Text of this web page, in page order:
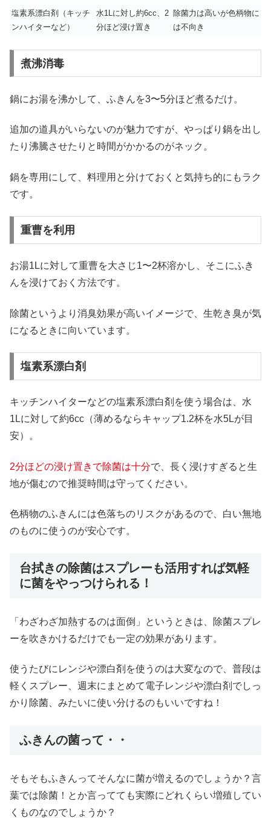
塩素系漂白剤（キッチ
ンハイターなど）
水1Lに対し約6cc、2
分ほど浸け置き
除菌力は高いが色柄物に
は不向き
煮沸消毒
鍋にお湯を沸かして、ふきんを3〜5分ほど煮るだけ。
追加の道具がいらないのが魅力ですが、やっぱり鍋を出し
たり沸騰させたりと時間がかかるのがネック。
鍋を専用にして、料理用と分けておくと気持ち的にもラク
です。
重曹を利用
お湯1Lに対して重曹を大さじ1〜2杯溶かし、そこにふき
んを浸けておく方法です。
除菌というより消臭効果が高いイメージで、生乾き臭が気
になるときに向いています。
塩素系漂白剤
キッチンハイターなどの塩素系漂白剤を使う場合は、水
1Lに対して約6cc（薄めるならキャップ1.2杯を水5Lが目
安）。
2分ほどの浸け置きで除菌は十分で、長く浸けすぎると生
地が傷むので推奨時間は守ってください。
色柄物のふきんには色落ちのリスクがあるので、白い無地
のものに使うのが安心です。
台拭きの除菌はスプレーも活用すれば気軽
に菌をやっつけられる！
「わざわざ加熱するのは面倒」というときは、除菌スプレ
ーを吹きかけるだけでも一定の効果があります。
使うたびにレンジや漂白剤を使うのは大変なので、普段は
軽くスプレー、週末にまとめて電子レンジや漂白剤でしっ
かり除菌、みたいに使い分けるのもいいですね！
ふきんの菌って・・
そもそもふきんってそんなに菌が増えるのでしょうか？言
葉では除菌！とか言ってても実際にどれくらい増殖してい
くものなのでしょうか？